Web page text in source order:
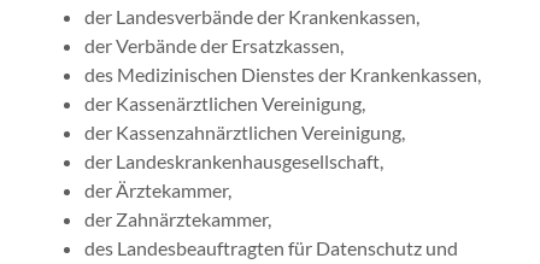
der Landesverbände der Krankenkassen,
der Verbände der Ersatzkassen,
des Medizinischen Dienstes der Krankenkassen,
der Kassen­ärztlichen Vereinigung,
der Kassen­zahn­ärztlichen Vereinigung,
der Landes­krankenhaus­gesellschaft,
der Ärztekammer,
der Zahnärztekammer,
des Landes­beauftragten für Datenschutz und